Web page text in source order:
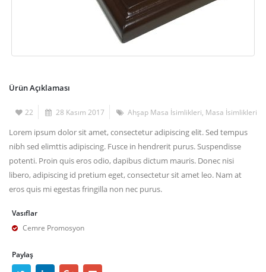
Ürün Açıklaması
22 28 Kasım 2017 Ahşap Masa İsimlikleri Masa İsimlikleri
Lorem ipsum dolor sit amet, consectetur adipiscing elit. Sed tempus
nibh sed elimttis adipiscing. Fusce in hendrerit purus. Suspendisse
potenti. Proin quis eros odio, dapibus dictum mauris. Donec nisi
libero, adipiscing id pretium eget, consectetur sit amet leo. Nam at
eros quis mi egestas fringilla non nec purus.
Vasıflar
Cemre Promosyon
Paylaş